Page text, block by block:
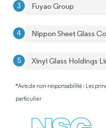
Fuyao Group
Nippon Sheet Glass
Xinyi Glass Holdings
*Avis de non-responsabilité : Les
particulier